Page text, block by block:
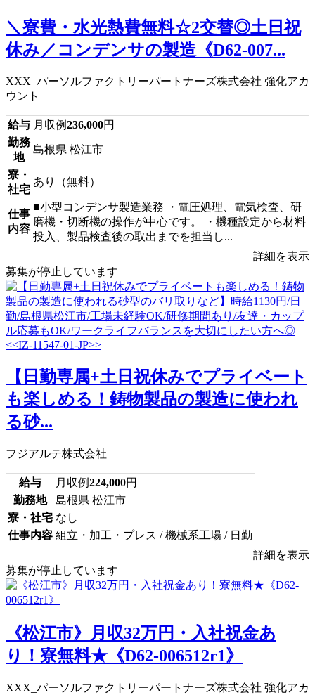
＼寮費・水光熱費無料☆2交替◎土日祝
休み／コンデンサの製造《D62-007...
XXX_パーソルファクトリーパートナーズ株式会社 強化アカ
ウント
給与 月収例236,000円
勤務
地
島根県 松江市
寮・
社宅
あり（無料）
仕事
内容
■小型コンデンサ製造業務 ・電圧処理、電気検査、研
磨機・切断機の操作が中心です。 ・機種設定から材料
投入、製品検査後の取出までを担当し...
詳細を表示
募集が停止しています
【日勤専属+土日祝休みでプライベート
も楽しめる！鋳物製品の製造に使われ
る砂...
フジアルテ株式会社
給与 月収例224,000円
勤務地
島根県 松江市
寮・社宅 なし
仕事内容 組立・加工・プレス / 機械系工場 / 日勤
詳細を表示
募集が停止しています
《松江市》月収32万円・入社祝金あ
り！寮無料★《D62-006512r1》
XXX_パーソルファクトリーパートナーズ株式会社 強化アカ